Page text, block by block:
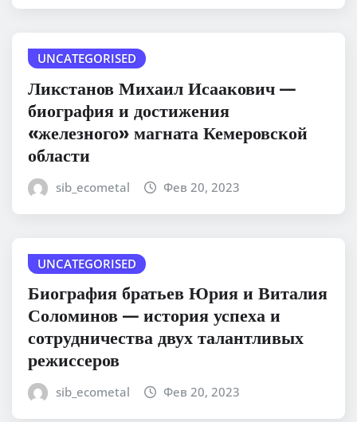
UNCATEGORISED
Ликстанов Михаил Исаакович —
биография и достижения
«железного» магната Кемеровской
области
sib_ecometal Фев 20, 2023
UNCATEGORISED
Биография братьев Юрия и Виталия
Соломинов — история успеха и
сотрудничества двух талантливых
режиссеров
sib_ecometal Фев 20, 2023